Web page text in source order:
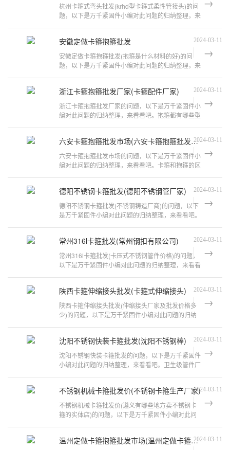
杭州卡箍式弯头批发(krhd型卡箍式柔性管接头)的问
题，以下是万千紧固件小编对此问题的归纳整理，来
安徽定做卡箍抱箍批发 2024-03-11
安徽定做卡箍抱箍批发(抱箍是什么材料的好)的问
题，以下是万千紧固件小编对此问题的归纳整理，来
浙江卡箍抱箍批发厂家(卡箍配件厂家) 2024-03-11
浙江卡箍抱箍批发厂家的问题，以下是万千紧固件小
编对此问题的归纳整理，来看看吧。抱箍都有哪些型
六安卡箍抱箍批发市场(六安卡箍抱箍批发市场在哪里)
2024-03-11
六安卡箍抱箍批发市场的问题，以下是万千紧固件小
编对此问题的归纳整理，来看看吧。卡箍和抱箍的区
德阳不锈钢卡箍批发(德阳不锈钢管厂家) 2024-03-11
德阳不锈钢卡箍批发(不锈钢铸造厂商)的问题，以下
是万千紧固件小编对此问题的归纳整理，来看看吧。
常州316l卡箍批发(常州钢扣有限公司) 2024-03-11
常州316l卡箍批发(卡压式不锈钢管件价格)的问题，
以下是万千紧固件小编对此问题的归纳整理，来看看
陕西卡箍伸缩接头批发(卡箍式伸缩接头) 2024-03-11
陕西卡箍伸缩接头批发(伸缩接头厂家及批发价格多
少)的问题，以下是万千紧固件小编对此问题的归纳
沈阳不锈钢快装卡箍批发(沈阳不锈钢棒) 2024-03-11
沈阳不锈钢快装卡箍批发的问题，以下是万千紧固件
小编对此问题的归纳整理，来看看吧。卫生级管件厂
不锈钢机械卡箍批发价(不锈钢卡箍生产厂家)2024-03-11
不锈钢机械卡箍批发价(遵义有哪些地方卖不锈钢卡
箍的实体店)的问题，以下是万千紧固件小编对此问
温州定做卡箍抱箍批发市场(温州定做卡箍抱箍批发市场地址)
2024-03-11